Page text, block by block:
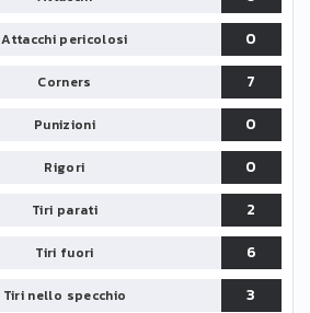
Attacchi pericolosi
0
Corners
7
Punizioni
0
Rigori
0
Tiri parati
2
Tiri fuori
6
Tiri nello specchio
3